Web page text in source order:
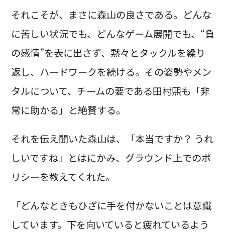
それこそが、まさに森山の良さである。どんな
に苦しい状況でも、どんなゲーム展開でも、“負
の感情”を表に出さず、黙々とタックルを繰り
返し、ハードワークを続ける。その姿勢やメン
タルについて、チームの要である田村煕も「非
常に助かる」と絶賛する。
それを伝え聞いた森山は、「本当ですか？ うれ
しいですね」とはにかみ、グラウンド上でのポ
リシーを教えてくれた。
「どんなときもひざに手を付かないことは意識
しています。下を向いていると疲れているよう